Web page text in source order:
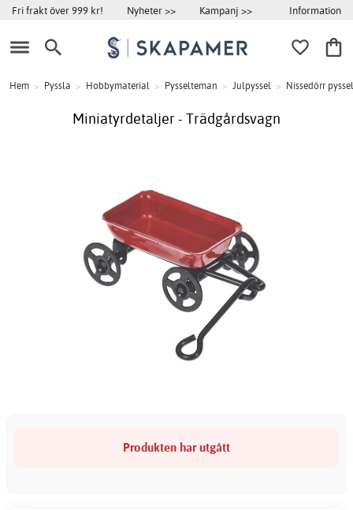
Fri frakt över 999 kr! Nyheter >> Kampanj >> Information
Hem > Pyssla > Hobbymaterial > Pysselteman > Julpyssel > Nissedörr pyssel
Miniatyrdetaljer - Trädgårdsvagn
Produkten har utgått